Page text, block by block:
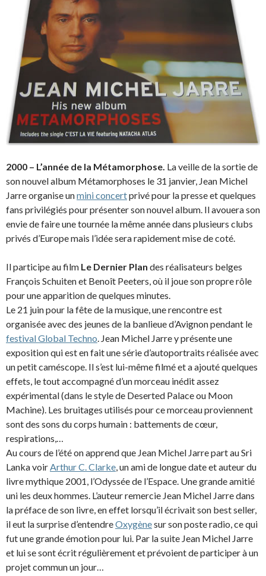
2000 – L’année de la Métamorphose. La veille de la sortie de
son nouvel album Métamorphoses le 31 janvier, Jean Michel
Jarre organise unmini concertprivé pour la presse et quelques
fans privilégiés pour présenter son nouvel album. Il avouera son
envie de faire une tournée la même année dans plusieurs clubs
privés d’Europe mais l’idée sera rapidement mise de coté.
Il participe au film Le Dernier Plan des réalisateurs belges
François Schuiten et Benoît Peeters, où il joue son propre rôle
pour une apparition de quelques minutes.
Le 21 juin pour la fête de la musique, une rencontre est
organisée avec des jeunes de la banlieue d’Avignon pendant le
festival Global Techno. Jean Michel Jarre y présente une
exposition qui est en fait une série d’autoportraits réalisée avec
un petit caméscope. Il s’est lui-même filmé et a ajouté quelques
effets, le tout accompagné d’un morceau inédit assez
expérimental (dans le style de Deserted Palace ou Moon
Machine). Les bruitages utilisés pour ce morceau proviennent
sont des sons du corps humain : battements de cœur,
respirations,…
Au cours de l’été on apprend que Jean Michel Jarre part au Sri
Lanka voirArthur C. Clarke, un ami de longue date et auteur du
livre mythique 2001, l’Odyssée de l’Espace. Une grande amitié
uni les deux hommes. L’auteur remercie Jean Michel Jarre dans
la préface de son livre, en effet lorsqu’il écrivait son best seller,
il eut la surprise d’entendreOxygènesur son poste radio, ce qui
fut une grande émotion pour lui. Par la suite Jean Michel Jarre
et lui se sont écrit régulièrement et prévoient de participer à un
projet commun un jour…